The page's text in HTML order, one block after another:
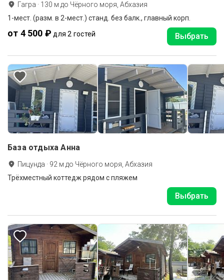
Гагра · 130 м до Чёрного моря, Абхазия
1-мест. (разм. в 2-мест.) станд. без балк., главный корп.
от 4 500 ₽ для 2 гостей Выбрать
База отдыха Анна
Пицунда · 92 м до Чёрного моря, Абхазия
Трёхместный коттедж рядом с пляжем
Выбрать